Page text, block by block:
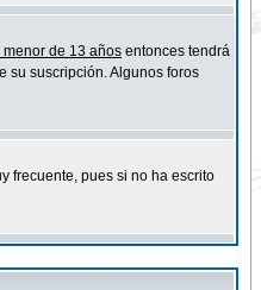
menor de 13 años entonces tendrá
su suscripción. Algunos foros
frecuente, pues si no ha escrito